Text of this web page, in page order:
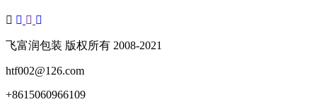
飞富润包装 版权所有 2008-2021
htf002@126.com
+8615060966109